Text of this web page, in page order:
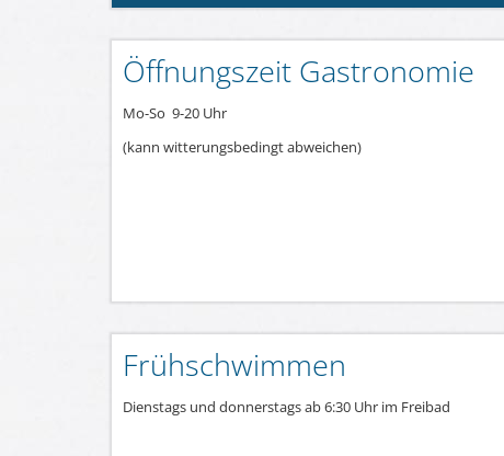
Öffnungszeit Gastronomie
Mo-So 9-20 Uhr
(kann witterungsbedingt abweichen)
Frühschwimmen
Dienstags und donnerstags ab 6:30 Uhr im Freibad